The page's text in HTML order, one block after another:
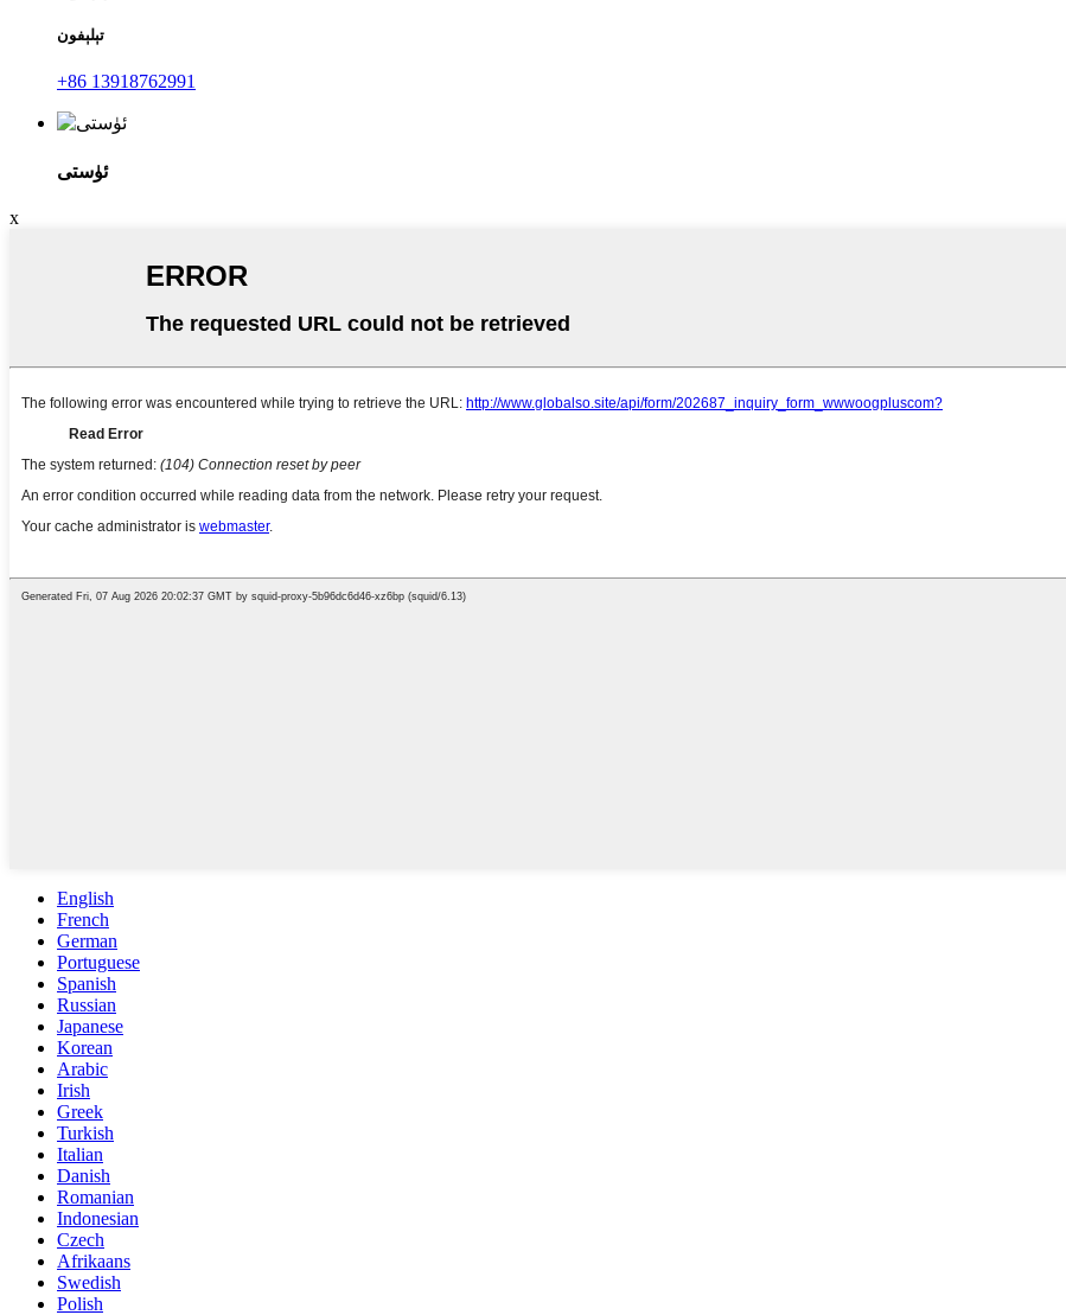
تېلېفون
+86 13918762991
ئۈستى
x
English
French
German
Portuguese
Spanish
Russian
Japanese
Korean
Arabic
Irish
Greek
Turkish
Italian
Danish
Romanian
Indonesian
Czech
Afrikaans
Swedish
Polish